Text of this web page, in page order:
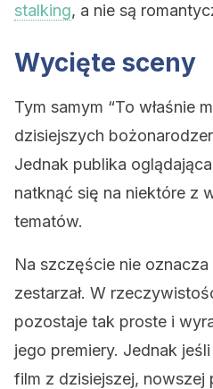
stalking, a nie są
Wycięte sceny
Tym samym “To właśnie
dzisiejszych
Jednak publika
natknąć się na niektóre z
tematów.
Na szczęście nie
zestarzał. W
pozostaje tak proste i
jego premiery. Jednak
film z dzisiejszej, nowszej